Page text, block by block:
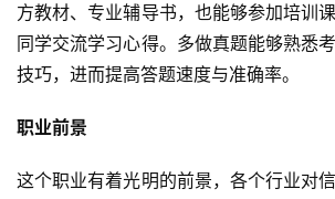
方教材、专业辅导书，也能够参加培训
同学交流学习心得。多做真题能够熟悉
技巧，进而提高答题速度与准确率。
职业前景
这个职业有着光明的前景，各个行业对